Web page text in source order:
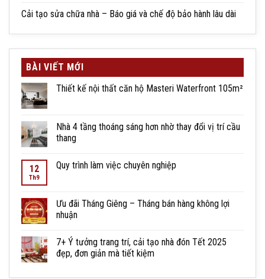
Cải tạo sửa chữa nhà – Báo giá và chế độ bảo hành lâu dài
BÀI VIẾT MỚI
Thiết kế nội thất căn hộ Masteri Waterfront 105m²
Nhà 4 tầng thoáng sáng hơn nhờ thay đổi vị trí cầu
thang
12
Th9
Quy trình làm việc chuyên nghiệp
Ưu đãi Tháng Giêng – Tháng bán hàng không lợi
nhuận
7+ Ý tưởng trang trí, cải tạo nhà đón Tết 2025
đẹp, đơn giản mà tiết kiệm